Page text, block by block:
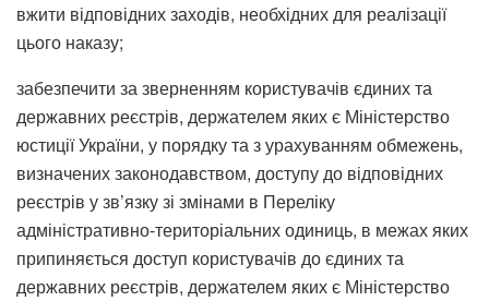
вжити відповідних заходів, необхідних для реалізації
цього наказу;
забезпечити за зверненням користувачів єдиних та
державних реєстрів, держателем яких є Міністерство
юстиції України, у порядку та з урахуванням обмежень,
визначених законодавством, доступу до відповідних
реєстрів у зв’язку зі змінами в Переліку
адміністративно-територіальних одиниць, в межах яких
припиняється доступ користувачів до єдиних та
державних реєстрів, держателем яких є Міністерство